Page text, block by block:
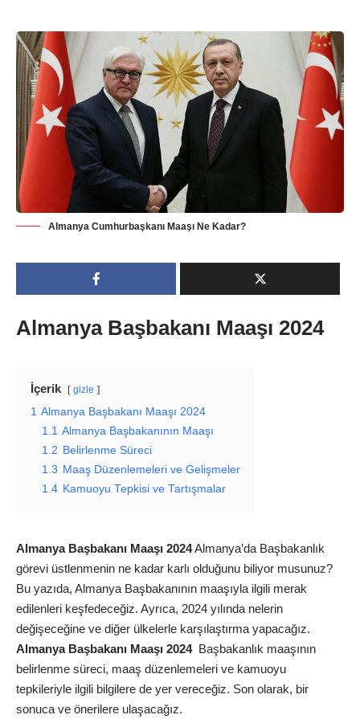
Almanya Cumhurbaşkanı Maaşı Ne Kadar?
Almanya Başbakanı Maaşı 2024
İçerik gizle
1 Almanya Başbakanı Maaşı 2024
1.1 Almanya Başbakanının Maaşı
1.2 Belirlenme Süreci
1.3 Maaş Düzenlemeleri ve Gelişmeler
1.4 Kamuoyu Tepkisi ve Tartışmalar
Almanya Başbakanı Maaşı 2024Almanya’da Başbakanlık
görevi üstlenmenin ne kadar karlı olduğunu biliyor musunuz?
Bu yazıda, Almanya Başbakanının maaşıyla ilgili merak
edilenleri keşfedeceğiz. Ayrıca, 2024 yılında nelerin
değişeceğine ve diğer ülkelerle karşılaştırma yapacağız.
Almanya Başbakanı Maaşı 2024 Başbakanlık maaşının
belirlenme süreci, maaş düzenlemeleri ve kamuoyu
tepkileriyle ilgili bilgilere de yer vereceğiz. Son olarak, bir
sonuca ve önerilere ulaşacağız.